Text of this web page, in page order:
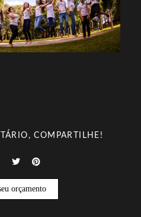
COMPARTILHE!
orçamento